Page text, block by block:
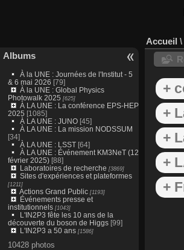
Albums
À la UNE : Journées de l'Institut - 5
& 6 mai 2026 [79]
À la UNE : Global Physics
Photowalk 2025 [625]
À LA UNE : La conférence EPS-HEP
2025 [1085]
À LA UNE : JUNO [45]
À LA UNE : La mission NODSSUM
[34]
À LA UNE : LSST[64]
À LA UNE : Événement KM3NeT (12
février 2025)[88]
Laboratoires de recherche [3869]
Sites d'expériences et plateformes
[1211]
Actions Grand Public[1193]
Événements presse et
institutionnels[1043]
L'IN2P3 fête les 10 ans de la
découverte du boson de Higgs[99]
L'IN2P3 a 50 ans[1586]
10428 photos
Accueil \
+
+
+
+
+